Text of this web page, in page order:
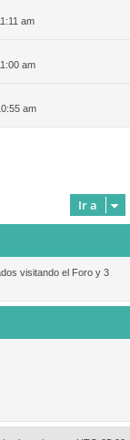
am
am
am
Ir a
visitando el Foro y 3